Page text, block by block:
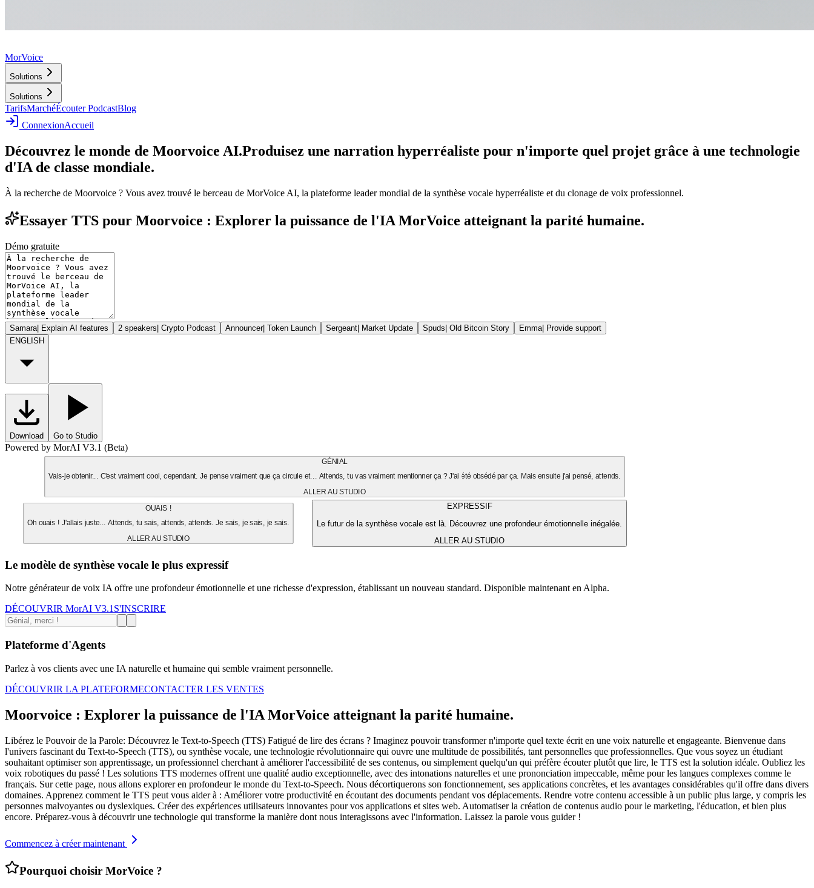
MorVoice
Solutions
Solutions
TarifsMarchéÉcouter PodcastBlog
ConnexionAccueil
Découvrez le monde de Moorvoice AI.Produisez une narration hyperréaliste pour n'importe quel projet grâce à une technologie
d'IA de classe mondiale.
À la recherche de Moorvoice ? Vous avez trouvé le berceau de MorVoice AI, la plateforme leader mondial de la synthèse vocale hyperréaliste et du clonage de voix professionnel.
Essayer TTS pour Moorvoice : Explorer la puissance de l'IA MorVoice atteignant la parité humaine.
Démo gratuite
Samara| Explain AI features 2 speakers| Crypto Podcast Announcer| Token Launch Sergeant| Market Update Spuds| Old Bitcoin Story Emma| Provide support
ENGLISH
Download Go to Studio
Powered by MorAI V3.1 (Beta)
GÉNIAL
Vais-je obtenir... C'est vraiment cool, cependant. Je pense vraiment que ça circule et... Attends, tu vas vraiment mentionner ça ? J'ai été obsédé par ça. Mais ensuite j'ai pensé, attends.
ALLER AU STUDIO
OUAIS !
Oh ouais ! J'allais juste... Attends, tu sais, attends, attends. Je sais, je sais, je sais.
ALLER AU STUDIO
EXPRESSIF
Le futur de la synthèse vocale est là. Découvrez une profondeur émotionnelle inégalée.
ALLER AU STUDIO
Le modèle de synthèse vocale le plus expressif
Notre générateur de voix IA offre une profondeur émotionnelle et une richesse d'expression, établissant un nouveau standard. Disponible maintenant en Alpha.
DÉCOUVRIR MorAI V3.1 S'INSCRIRE
Plateforme d'Agents
Parlez à vos clients avec une IA naturelle et humaine qui semble vraiment personnelle.
DÉCOUVRIR LA PLATEFORMECONTACTER LES VENTES
Moorvoice : Explorer la puissance de l'IA MorVoice atteignant la parité humaine.
Libérez le Pouvoir de la Parole: Découvrez le Text-to-Speech (TTS) Fatigué de lire des écrans ? Imaginez pouvoir transformer n'importe quel texte écrit en une voix naturelle et engageante. Bienvenue dans
l'univers fascinant du Text-to-Speech (TTS), ou synthèse vocale, une technologie révolutionnaire qui ouvre une multitude de possibilités, tant personnelles que professionnelles. Que vous soyez un étudiant
souhaitant optimiser son apprentissage, un professionnel cherchant à améliorer l'accessibilité de ses contenus, ou simplement quelqu'un qui préfère écouter plutôt que lire, le TTS est la solution idéale. Oubliez les
voix robotiques du passé ! Les solutions TTS modernes offrent une qualité audio exceptionnelle, avec des intonations naturelles et une prononciation impeccable, même pour les langues complexes comme le
français. Sur cette page, nous allons explorer en profondeur le monde du Text-to-Speech. Nous décortiquerons son fonctionnement, ses applications concrètes, et les avantages considérables qu'il offre dans divers
domaines. Apprenez comment le TTS peut vous aider à : Améliorer votre productivité en écoutant des documents pendant vos déplacements. Rendre votre contenu accessible à un public plus large, y compris les
personnes malvoyantes ou dyslexiques. Créer des expériences utilisateurs innovantes pour vos applications et sites web. Automatiser la création de contenus audio pour le marketing, l'éducation, et bien plus
encore. Préparez-vous à découvrir une technologie qui transforme la manière dont nous interagissons avec l'information. Laissez la parole vous guider !
Commencez à créer maintenant
Pourquoi choisir MorVoice ?